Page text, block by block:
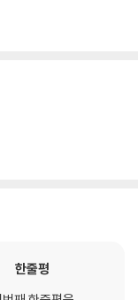
입증하듯 월드투어
은 전 세계 팬들의 큰
한줄평